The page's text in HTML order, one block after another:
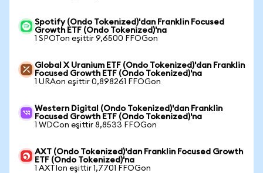
Spotify (Ondo Tokenized)'dan Franklin Focused
Growth ETF (Ondo Tokenized)'na
1 SPOTon eşittir 9,6500 FFOGon
Global X Uranium ETF (Ondo Tokenized)'dan Franklin
Focused Growth ETF (Ondo Tokenized)'na
1 URAon eşittir 0,898261 FFOGon
Western Digital (Ondo Tokenized)'dan Franklin
Focused Growth ETF (Ondo Tokenized)'na
1 WDCon eşittir 8,8533 FFOGon
AXT (Ondo Tokenized)'dan Franklin Focused Growth
ETF (Ondo Tokenized)'na
1 AXTIon eşittir 1,7701 FFOGon